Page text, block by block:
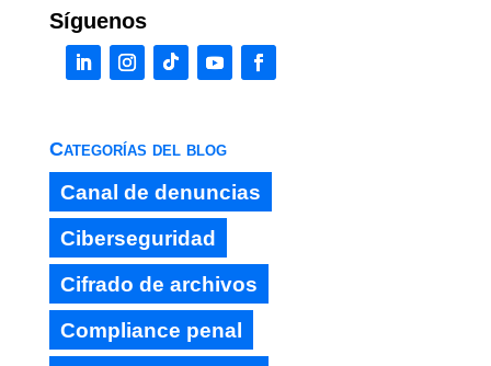
Síguenos
Categorías del blog
Canal de denuncias
Ciberseguridad
Cifrado de archivos
Compliance penal